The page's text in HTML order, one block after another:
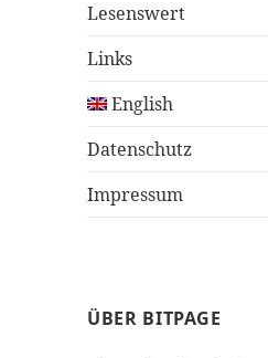
Lesenswert
Links
English
Datenschutz
Impressum
ÜBER BITPAGE